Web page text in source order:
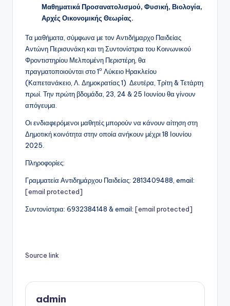
Μαθηματικά Προσανατολισμού, Φυσική, Βιολογία,
Αρχές Οικονομικής Θεωρίας.
Τα μαθήματα, σύμφωνα με τον Αντιδήμαρχο Παιδείας
Αντώνη Περισυνάκη και τη Συντονίστρια του Κοινωνικού
Φροντιστηρίου Μελπομένη Περιστέρη, θα
πραγματοποιούνται στο 1ο Λύκειο Ηρακλείου
(Καπετανάκειο, Λ. Δημοκρατίας 1) Δευτέρα, Τρίτη & Τετάρτη
πρωί. Την πρώτη βδομάδα, 23, 24 & 25 Ιουνίου θα γίνουν
απόγευμα.
Οι ενδιαφερόμενοι μαθητές μπορούν να κάνουν αίτηση στη
Δημοτική κοινότητα στην οποία ανήκουν μέχρι 18 Ιουνίου
2025.
Πληροφορίες:
Γραμματεία Αντιδημάρχου Παιδείας: 2813409488, email:
[email protected]
Συντονίστρια: 6932384148 & email: [email protected]
Source link
admin